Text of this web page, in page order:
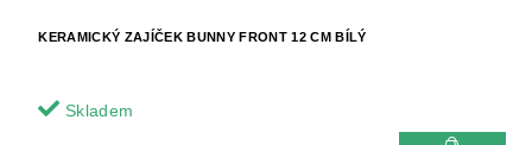
KERAMICKÝ ZAJÍČEK BUNNY FRONT 12 CM BÍLÝ
Skladem